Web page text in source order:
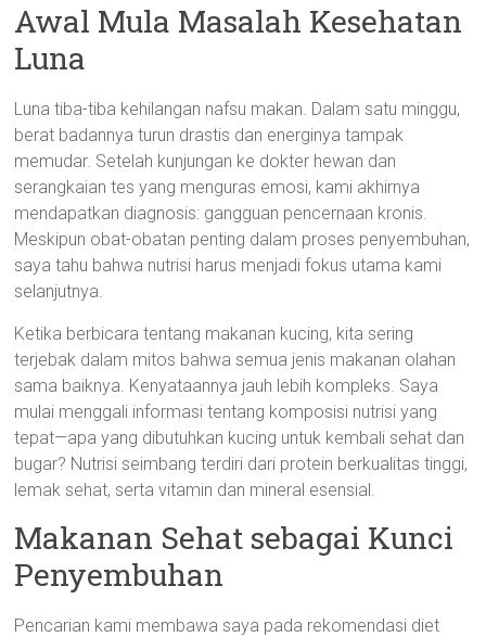
Awal Mula Masalah Kesehatan
Luna
Luna tiba-tiba kehilangan nafsu makan. Dalam satu minggu,
berat badannya turun drastis dan energinya tampak
memudar. Setelah kunjungan ke dokter hewan dan
serangkaian tes yang menguras emosi, kami akhirnya
mendapatkan diagnosis: gangguan pencernaan kronis.
Meskipun obat-obatan penting dalam proses penyembuhan,
saya tahu bahwa nutrisi harus menjadi fokus utama kami
selanjutnya.
Ketika berbicara tentang makanan kucing, kita sering
terjebak dalam mitos bahwa semua jenis makanan olahan
sama baiknya. Kenyataannya jauh lebih kompleks. Saya
mulai menggali informasi tentang komposisi nutrisi yang
tepat—apa yang dibutuhkan kucing untuk kembali sehat dan
bugar? Nutrisi seimbang terdiri dari protein berkualitas tinggi,
lemak sehat, serta vitamin dan mineral esensial.
Makanan Sehat sebagai Kunci
Penyembuhan
Pencarian kami membawa saya pada rekomendasi diet